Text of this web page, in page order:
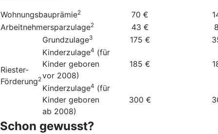
Wohnungsbauprämie2 70 €
Arbeitnehmersparzulage2 43 €
Riester-
Förderung2
Grundzulage3 175 €
Kinderzulage4 (für
Kinder geboren
vor 2008)
185 €
Kinderzulage4 (für
Kinder geboren
ab 2008)
300 €
Schon gewusst?